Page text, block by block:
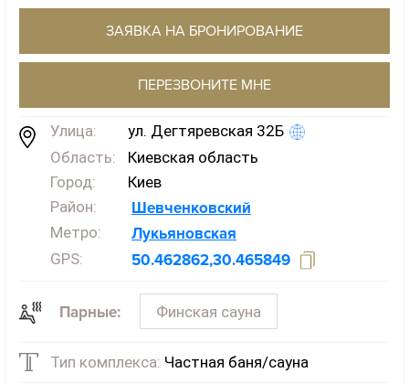
ЗАЯВКА НА БРОНИРОВАНИЕ
ПЕРЕЗВОНИТЕ МНЕ
Улица:
ул. Дегтяревская 32Б
Область:
Киевская область
Город:
Киев
Район:
Шевченковский
Метро: Лукьяновская
GPS: 50.462862,30.465849
Парные: Финская сауна
Тип комплекса: Частная баня/сауна